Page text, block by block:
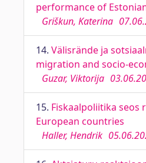
performance of
Griškun, Katerina
14. Välisrände ja
migration and socio-
Guzar, Viktorija
15. Fiskaalpoliitika seos
European countries
Haller, Hendrik